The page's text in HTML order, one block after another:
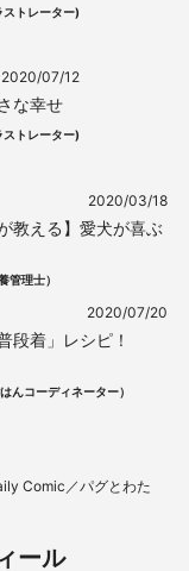
トレーター)
2020/07/12
な幸せ
トレーター)
2020/03/18
教える】愛犬が喜ぶ
管理士）
2020/07/20
段着」レシピ！
んコーディネーター）
Comic／パグとわた
ール